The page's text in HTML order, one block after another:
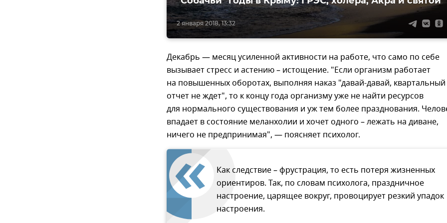
2 января 2018, 13:32
Декабрь — месяц усиленной активности на работе, что само по себе
вызывает стресс и астению – истощение. "Если организм работает
на повышенных оборотах, выполняя наказ "давай-давай, квартальный
отчет не ждет", то к концу года организму уже не найти ресурсов
для нормального существования и уж тем более празднования.
впадает в состояние меланхолии и хочет одного – лежать на диване,
ничего не предпринимая", — поясняет психолог.
Как следствие – фрустрация, то есть потеря жизненных
ориентиров. Так, по словам психолога, праздничное
настроение, царящее вокруг, провоцирует резкий упадок
настроения.